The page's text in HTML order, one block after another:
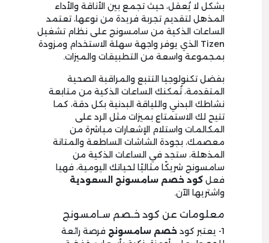
بشكل لا يُعقل، حيث تجمع بين الأناقة والأداء
المذهل لتقديم تجربة فريدة من نوعها، تعتمد
الساعات الذكية من سامسونج على نظام تشغيل
Tizen الذي يوفر واجهة سهلة الاستخدام ومزودة
بمجموعة واسعة من التطبيقات والميزات.
بفضل تكنولوجيا التتبع والمراقبة الصحية
المتقدمة، تُمكنك الساعات الذكية من متابعة
نشاطك البدني واللياقة البدنية بكل دقة، كما
تتيح لك الاستمتاع بميزات مثل الرد على
المكالمات واستلام الإشعارات مباشرة من
معصمك، بجودة الشاشات الساطعة والمتانة
المذهلة، ستجد في الساعات الذكية من
سامسونج شريكًا مثاليًا لحياتك اليومية، فهيا
فعل كود خصم سامسونج السعودية
واشتريها الآن.
معلومات عن كود خـصم سـامسونج
1- يعتبر كود خصم سامسونج فرصة رائعة